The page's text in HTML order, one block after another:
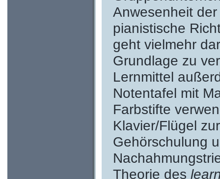
Anwesenheit
pianistische
geht vielmehr
Grundlage zu
Lernmittel
Notentafel mit
Farbstifte
Klavier/Flügel
Gehörschulung
Theorie des